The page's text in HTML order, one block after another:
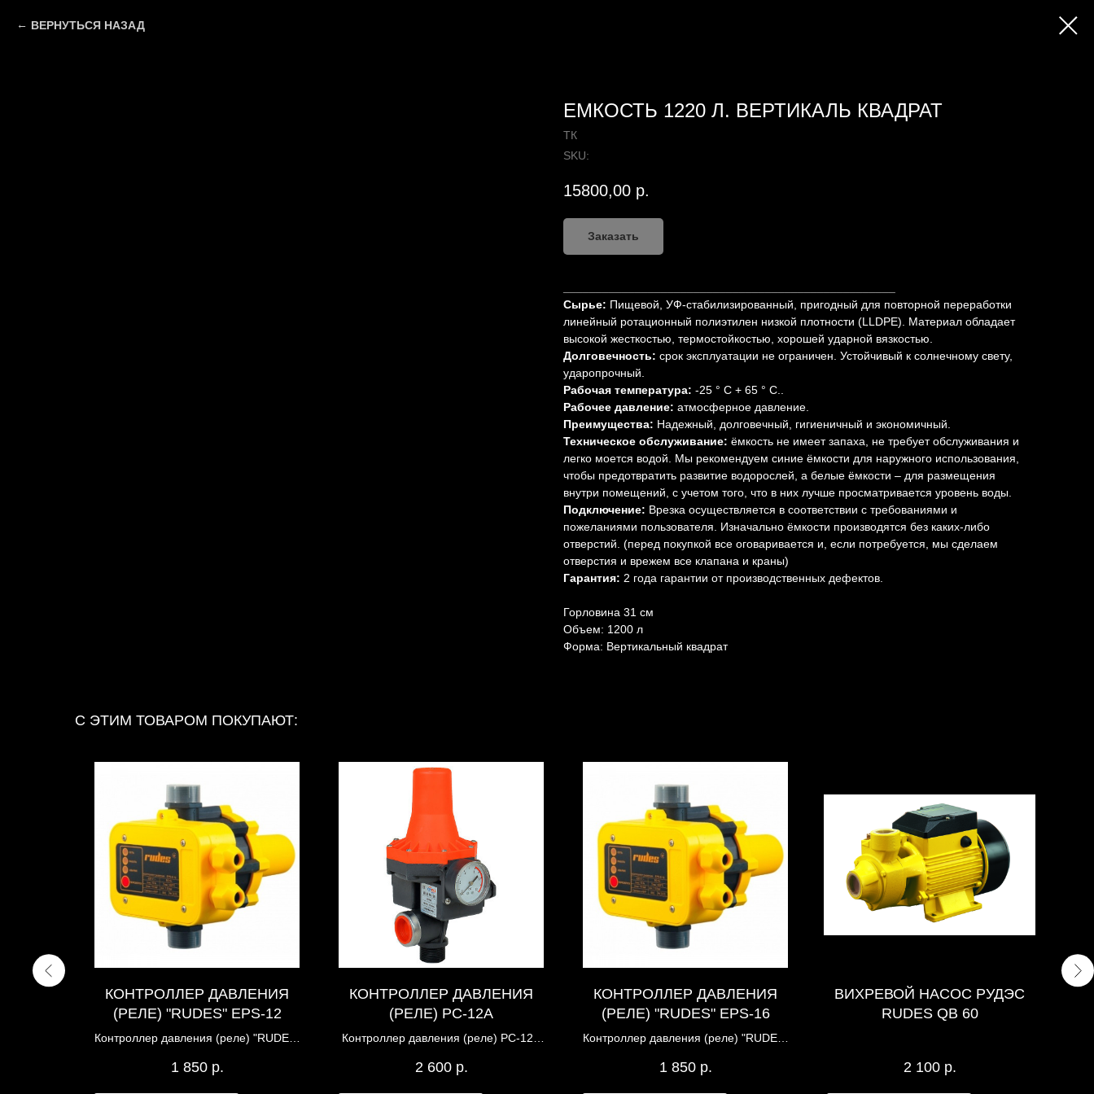
ВЕРНУТЬСЯ НАЗАД
ЕМКОСТЬ 1220 Л. ВЕРТИКАЛЬ КВАДРАТ
ТК
SKU:
15800,00 р.
Заказать
Сырье: Пищевой, УФ-стабилизированный, пригодный для повторной переработки
линейный ротационный полиэтилен низкой плотности (LLDPE). Материал обладает
высокой жесткостью, термостойкостью, хорошей ударной вязкостью.
Долговечность: срок эксплуатации не ограничен. Устойчивый к солнечному свету,
ударопрочный.
Рабочая температура: -25 ° C + 65 ° C..
Рабочее давление: атмосферное давление.
Преимущества: Надежный, долговечный, гигиеничный и экономичный.
Техническое обслуживание: ёмкость не имеет запаха, не требует обслуживания и
легко моется водой. Мы рекомендуем синие ёмкости для наружного использования,
чтобы предотвратить развитие водорослей, а белые ёмкости – для размещения
внутри помещений, с учетом того, что в них лучше просматривается уровень воды.
Подключение: Врезка осуществляется в соответствии с требованиями и
пожеланиями пользователя. Изначально ёмкости производятся без каких-либо
отверстий. (перед покупкой все оговаривается и, если потребуется, мы сделаем
отверстия и врежем все клапана и краны)
Гарантия: 2 года гарантии от производственных дефектов.
Горловина 31 см
Объем: 1200 л
Форма: Вертикальный квадрат
С ЭТИМ ТОВАРОМ ПОКУПАЮТ:
КОНТРОЛЛЕР ДАВЛЕНИЯ
(РЕЛЕ) "RUDES" EPS-12
Контроллер давления (реле) "RUDES"
1 850 р.
КОНТРОЛЛЕР ДАВЛЕНИЯ
(РЕЛЕ) PC-12A
Контроллер давления (реле) PC-12A
2 600 р.
КОНТРОЛЛЕР ДАВЛЕНИЯ
(РЕЛЕ) "RUDES" EPS-16
Контроллер давления (реле) "RUDES"
1 850 р.
ВИХРЕВОЙ НАСОС РУДЭС
RUDES QB 60
2 100 р.